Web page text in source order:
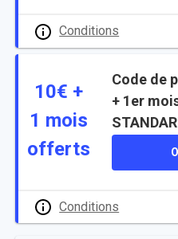
Conditions
10€ +
1 mois
offerts
Code de
+ 1er
Conditions